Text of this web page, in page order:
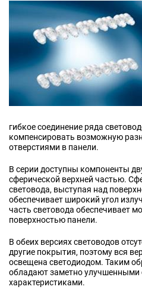
гибкое соединение ряда
компенсировать возможную
отверстиями в панели.
В серии доступны компоненты
сферической верхней частью.
световода, выступая над
обеспечивает широкий угол
часть световода обеспечивает
поверхностью панели.
В обеих версиях световодов
другие покрытия, поэтому вся
освещена светодиодом. Таким
обладают заметно улучшенными
характеристиками.